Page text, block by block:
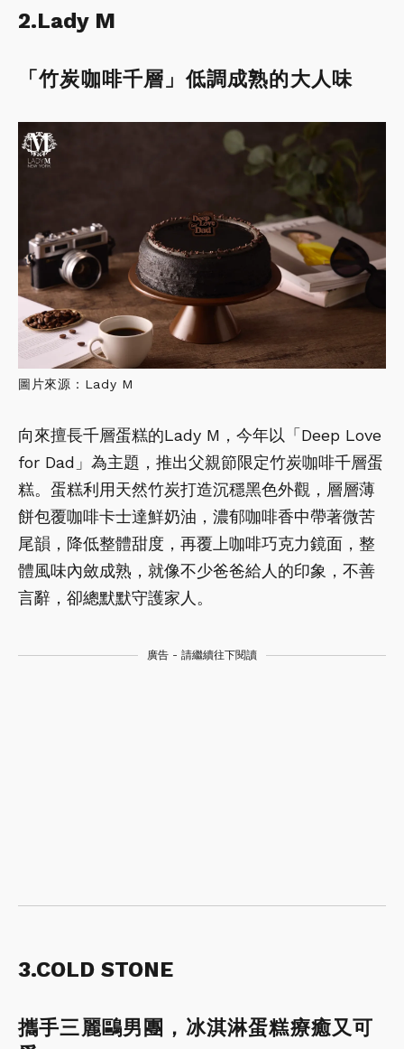
2.Lady M
「竹炭咖啡千層」低調成熟的大人味
圖片來源：Lady M
向來擅長千層蛋糕的Lady M，今年以「Deep Love
for Dad」為主題，推出父親節限定竹炭咖啡千層蛋
糕。蛋糕利用天然竹炭打造沉穩黑色外觀，層層薄
餅包覆咖啡卡士達鮮奶油，濃郁咖啡香中帶著微苦
尾韻，降低整體甜度，再覆上咖啡巧克力鏡面，整
體風味內斂成熟，就像不少爸爸給人的印象，不善
言辭，卻總默默守護家人。
廣告 - 請繼續往下閱讀
3.COLD STONE
攜手三麗鷗男團，冰淇淋蛋糕療癒又可